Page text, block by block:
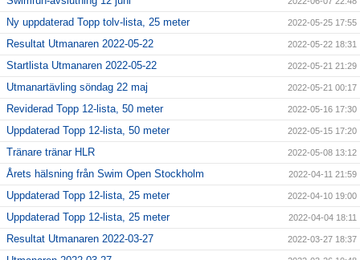
Ny uppdaterad Topp tolv-lista, 25 meter 2022-05-25 17:55
Resultat Utmanaren 2022-05-22 2022-05-22 18:31
Startlista Utmanaren 2022-05-22 2022-05-21 21:29
Utmanartävling söndag 22 maj 2022-05-21 00:17
Reviderad Topp 12-lista, 50 meter 2022-05-16 17:30
Uppdaterad Topp 12-lista, 50 meter 2022-05-15 17:20
Tränare tränar HLR 2022-05-08 13:12
Årets hälsning från Swim Open Stockholm 2022-04-11 21:59
Uppdaterad Topp 12-lista, 25 meter 2022-04-10 19:00
Uppdaterad Topp 12-lista, 25 meter 2022-04-04 18:11
Resultat Utmanaren 2022-03-27 2022-03-27 18:37